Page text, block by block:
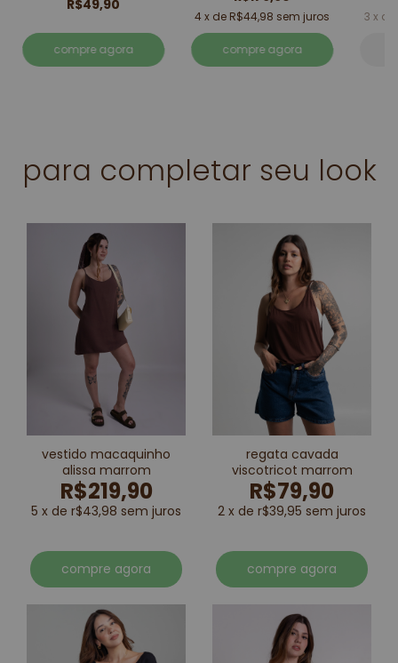
R$49,90
compre agora
4 x de R$44,98 sem juros
compre agora
3 x de
para completar seu look
vestido macaquinho
alissa marrom
R$219,90
5 x de r$43,98 sem juros
compre agora
regata cavada
viscotricot marrom
R$79,90
2 x de r$39,95 sem juros
compre agora